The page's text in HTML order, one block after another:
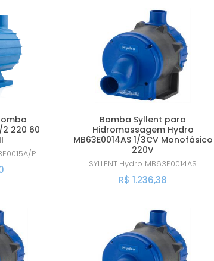
220 60
P
Bomba Syllent para
Hidromassagem Hydro
MB63E0014AS 1/3CV Monofásico
220V
SYLLENT Hydro MB63E0014AS
R$ 1.236,38